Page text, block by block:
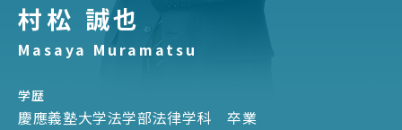
村松 誠也
Masaya Muramatsu
学歴
慶應義塾大学法学部法律学科 卒業